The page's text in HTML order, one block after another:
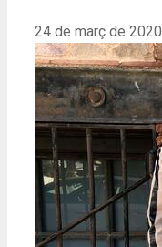
24 de març de 2020